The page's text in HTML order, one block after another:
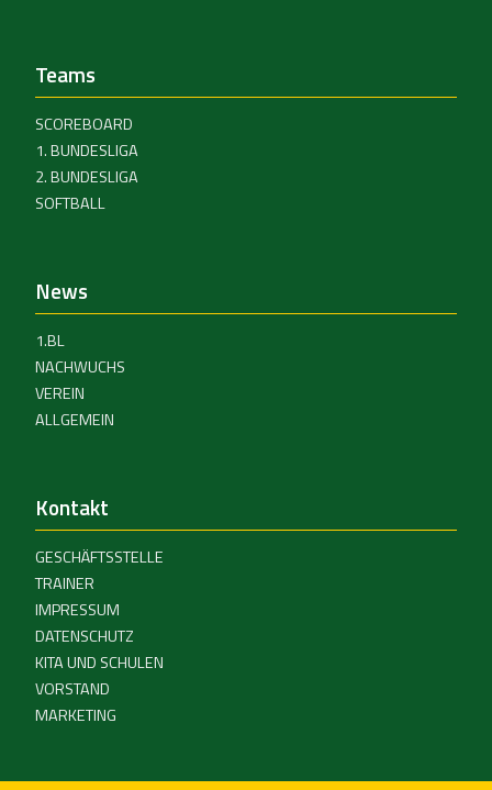
Teams
SCOREBOARD
1. BUNDESLIGA
2. BUNDESLIGA
SOFTBALL
News
1.BL
NACHWUCHS
VEREIN
ALLGEMEIN
Kontakt
GESCHÄFTSSTELLE
TRAINER
IMPRESSUM
DATENSCHUTZ
KITA UND SCHULEN
VORSTAND
MARKETING